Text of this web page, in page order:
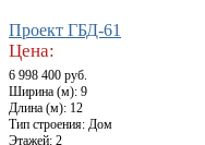
Проект ГБД-61
Цена:
6 998 400 руб.
Ширина (м): 9
Длина (м): 12
Тип строения: Дом
Этажей: 2